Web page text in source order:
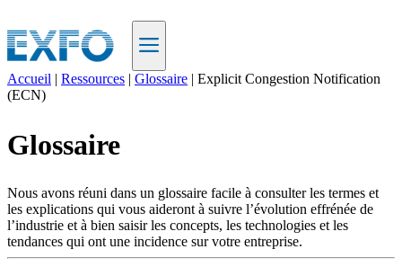
FR
Produits
Solutions
Services
Acheter
Ressources
Contactez-
Accueil | Ressources | Glossaire | Explicit Congestion Notification
(ECN)
Glossaire
Nous avons réuni dans un glossaire facile à consulter les termes et
les explications qui vous aideront à suivre l’évolution effrénée de
l’industrie et à bien saisir les concepts, les technologies et les
tendances qui ont une incidence sur votre entreprise.